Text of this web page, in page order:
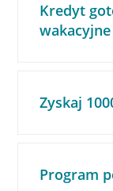
Kredyt
Zyskaj
Program